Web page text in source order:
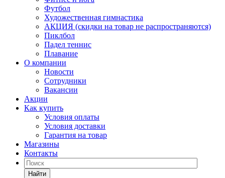
Футбол
Художественная гимнастика
АКЦИЯ (скидки на товар не распространяются)
Пиклбол
Падел теннис
Плавание
О компании
Новости
Сотрудники
Вакансии
Акции
Как купить
Условия оплаты
Условия доставки
Гарантия на товар
Магазины
Контакты
Найти